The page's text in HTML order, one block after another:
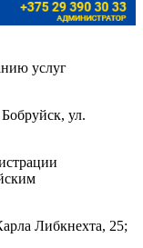
услуг
ул.
Либкнехта, 25;